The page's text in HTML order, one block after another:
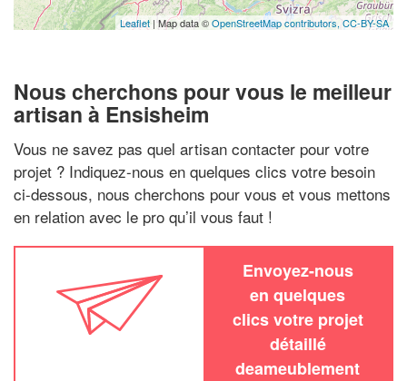
Leaflet | Map data ©OpenStreetMap contributors, CC-BY-SA
Nous cherchons pour vous le meilleur
artisan à Ensisheim
Vous ne savez pas quel artisan contacter pour votre
projet ? Indiquez-nous en quelques clics votre besoin
ci-dessous, nous cherchons pour vous et vous mettons
en relation avec le pro qu’il vous faut !
Envoyez-nous
en quelques
clics votre projet
détaillé
deameublement